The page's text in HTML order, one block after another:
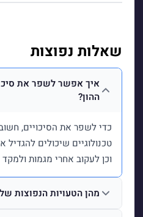
שאלות נפוצות
איך אפשר לשפר את
ההון?
כדי לשפר את הסיכויים,
טכנולוגיים שיכולים
וכן לעקוב אחרי מגמות
מהן הטעויות הנפוצות